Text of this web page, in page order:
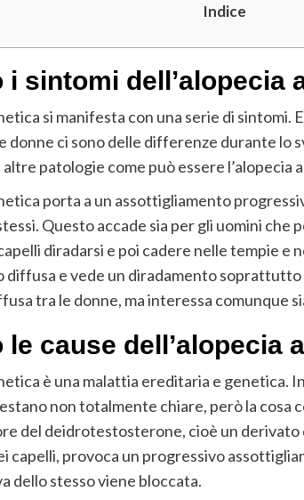
Indice
i sintomi dell’alopecia
si manifesta con una serie di sintomi.
donne ci sono delle differenze durante lo
patologie come può essere l’alopecia
porta a un assottigliamento
Questo accade sia per gli uomini che
diradarsi e poi cadere nelle tempie e
diffusa e vede un diradamento soprattutto
tra le donne, ma interessa comunque
le cause dell’alopecia
è una malattia ereditaria e genetica.
non totalmente chiare, però la cosa
del deidrotestosterone, cioè un
capelli, provoca un progressivo
dello stesso viene bloccata.